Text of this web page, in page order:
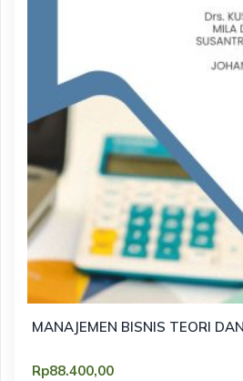
MANAJEMEN BISNIS TEORI
Rp88.400,00